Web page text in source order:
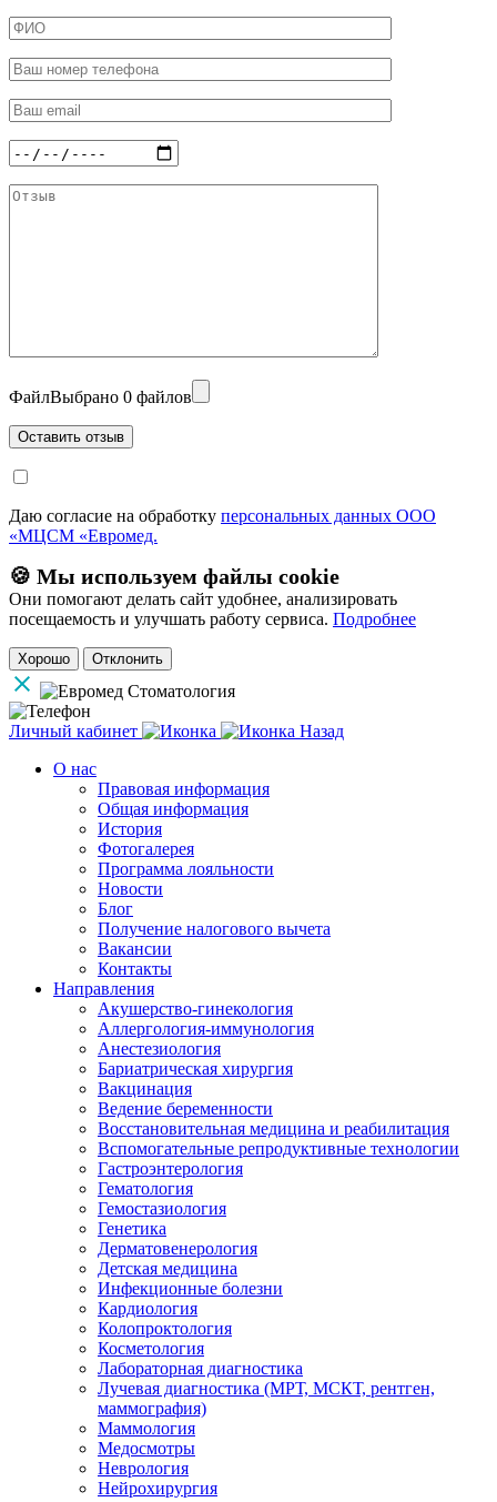
ФайлВыбрано 0 файлов
Даю согласие на обработку персональных данных ООО
«МЦСМ «Евромед.
🍪 Мы используем файлы cookie
Они помогают делать сайт удобнее, анализировать
посещаемость и улучшать работу сервиса. Подробнее
Хорошо Отклонить
Личный кабинет
Назад
О нас
Правовая информация
Общая информация
История
Фотогалерея
Программа лояльности
Новости
Блог
Получение налогового вычета
Вакансии
Контакты
Направления
Акушерство-гинекология
Аллергология-иммунология
Анестезиология
Бариатрическая хирургия
Вакцинация
Ведение беременности
Восстановительная медицина и реабилитация
Вспомогательные репродуктивные технологии
Гастроэнтерология
Гематология
Гемостазиология
Генетика
Дерматовенерология
Детская медицина
Инфекционные болезни
Кардиология
Колопроктология
Косметология
Лабораторная диагностика
Лучевая диагностика (МРТ, МСКТ, рентген,
маммография)
Маммология
Медосмотры
Неврология
Нейрохирургия